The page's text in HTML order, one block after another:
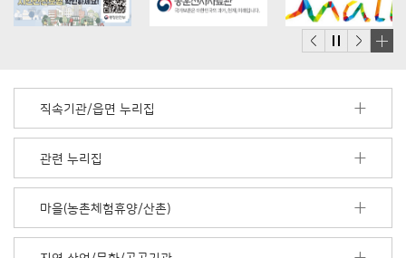
더
기
직속기관/읍면 누리집
관련 누리집
마을(농촌체험휴양/산촌)